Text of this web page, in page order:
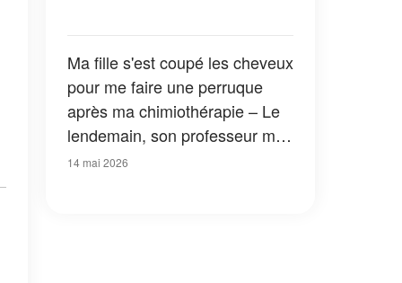
qu'il était abîmé
Ma fille s'est coupé les cheveux
pour me faire une perruque
après ma chimiothérapie – Le
lendemain, son professeur m'a
appelée pour me dire : « Il faut
14 mai 2026